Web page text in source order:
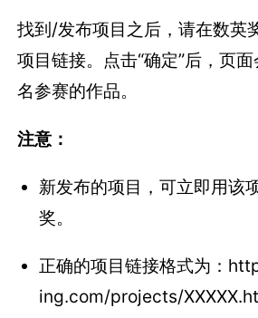
找到/发布项目之后，请在数英
项目链接。点击“确定”后，页
名参赛的作品。
注意：
新发布的项目，可立即用该
奖。
正确的项目链接格式为：
ing.com/projects/